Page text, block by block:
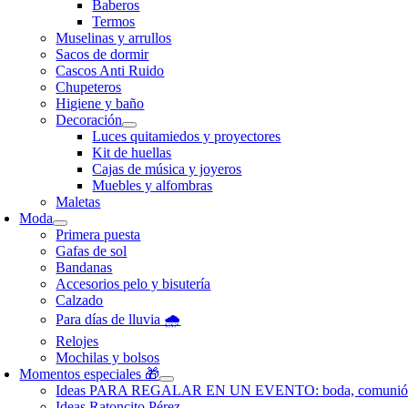
Baberos
Termos
Muselinas y arrullos
Sacos de dormir
Cascos Anti Ruido
Chupeteros
Higiene y baño
Decoración
Luces quitamiedos y proyectores
Kit de huellas
Cajas de música y joyeros
Muebles y alfombras
Maletas
Moda
Primera puesta
Gafas de sol
Bandanas
Accesorios pelo y bisutería
Calzado
Para días de lluvia 🌧️
Relojes
Mochilas y bolsos
Momentos especiales 🎁
Ideas PARA REGALAR EN UN EVENTO: boda,